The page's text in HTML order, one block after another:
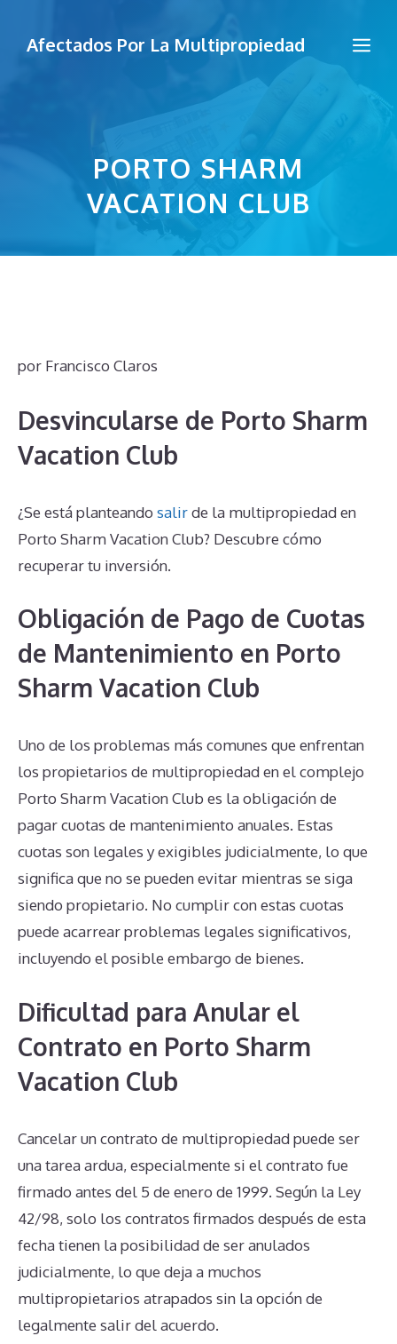
Afectados Por La Multipropiedad
PORTO SHARM
VACATION CLUB
por Francisco Claros
Desvincularse de Porto Sharm
Vacation Club
¿Se está planteando salirde la multipropiedad en
Porto Sharm Vacation Club? Descubre cómo
recuperar tu inversión.
Obligación de Pago de Cuotas
de Mantenimiento en Porto
Sharm Vacation Club
Uno de los problemas más comunes que enfrentan
los propietarios de multipropiedad en el complejo
Porto Sharm Vacation Club es la obligación de
pagar cuotas de mantenimiento anuales. Estas
cuotas son legales y exigibles judicialmente, lo que
significa que no se pueden evitar mientras se siga
siendo propietario. No cumplir con estas cuotas
puede acarrear problemas legales significativos,
incluyendo el posible embargo de bienes.
Dificultad para Anular el
Contrato en Porto Sharm
Vacation Club
Cancelar un contrato de multipropiedad puede ser
una tarea ardua, especialmente si el contrato fue
firmado antes del 5 de enero de 1999. Según la Ley
42/98, solo los contratos firmados después de esta
fecha tienen la posibilidad de ser anulados
judicialmente, lo que deja a muchos
multipropietarios atrapados sin la opción de
legalmente salir del acuerdo.